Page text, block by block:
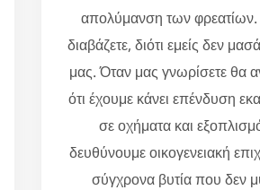
απολύμανση των φρεατίων.
διαβάζετε, διότι εμείς δεν
μας. Όταν μας γνωρίσετε θα
ότι έχουμε κάνει επένδυση
σε οχήματα και
δευθύνουμε οικογενειακή
σύγχρονα βυτία που δεν